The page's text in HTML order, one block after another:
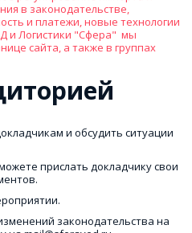
в законодательстве,
и платежи, новые технологии
и Логистики "Сфера"  мы
сайта, а также в группах
и обсудить ситуации
прислать докладчику свои
законодательства на